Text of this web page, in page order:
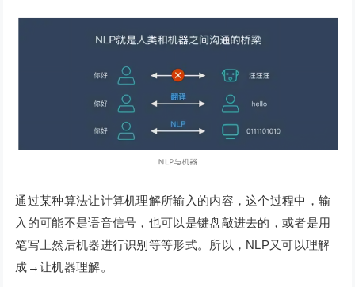
通过某种算法让计算机理解所输入的内容，这个过程中，输
入的可能不是语音信号，也可以是键盘敲进去的，或者是用
笔写上然后机器进行识别等等形式。所以，NLP又可以理解
成→让机器理解。